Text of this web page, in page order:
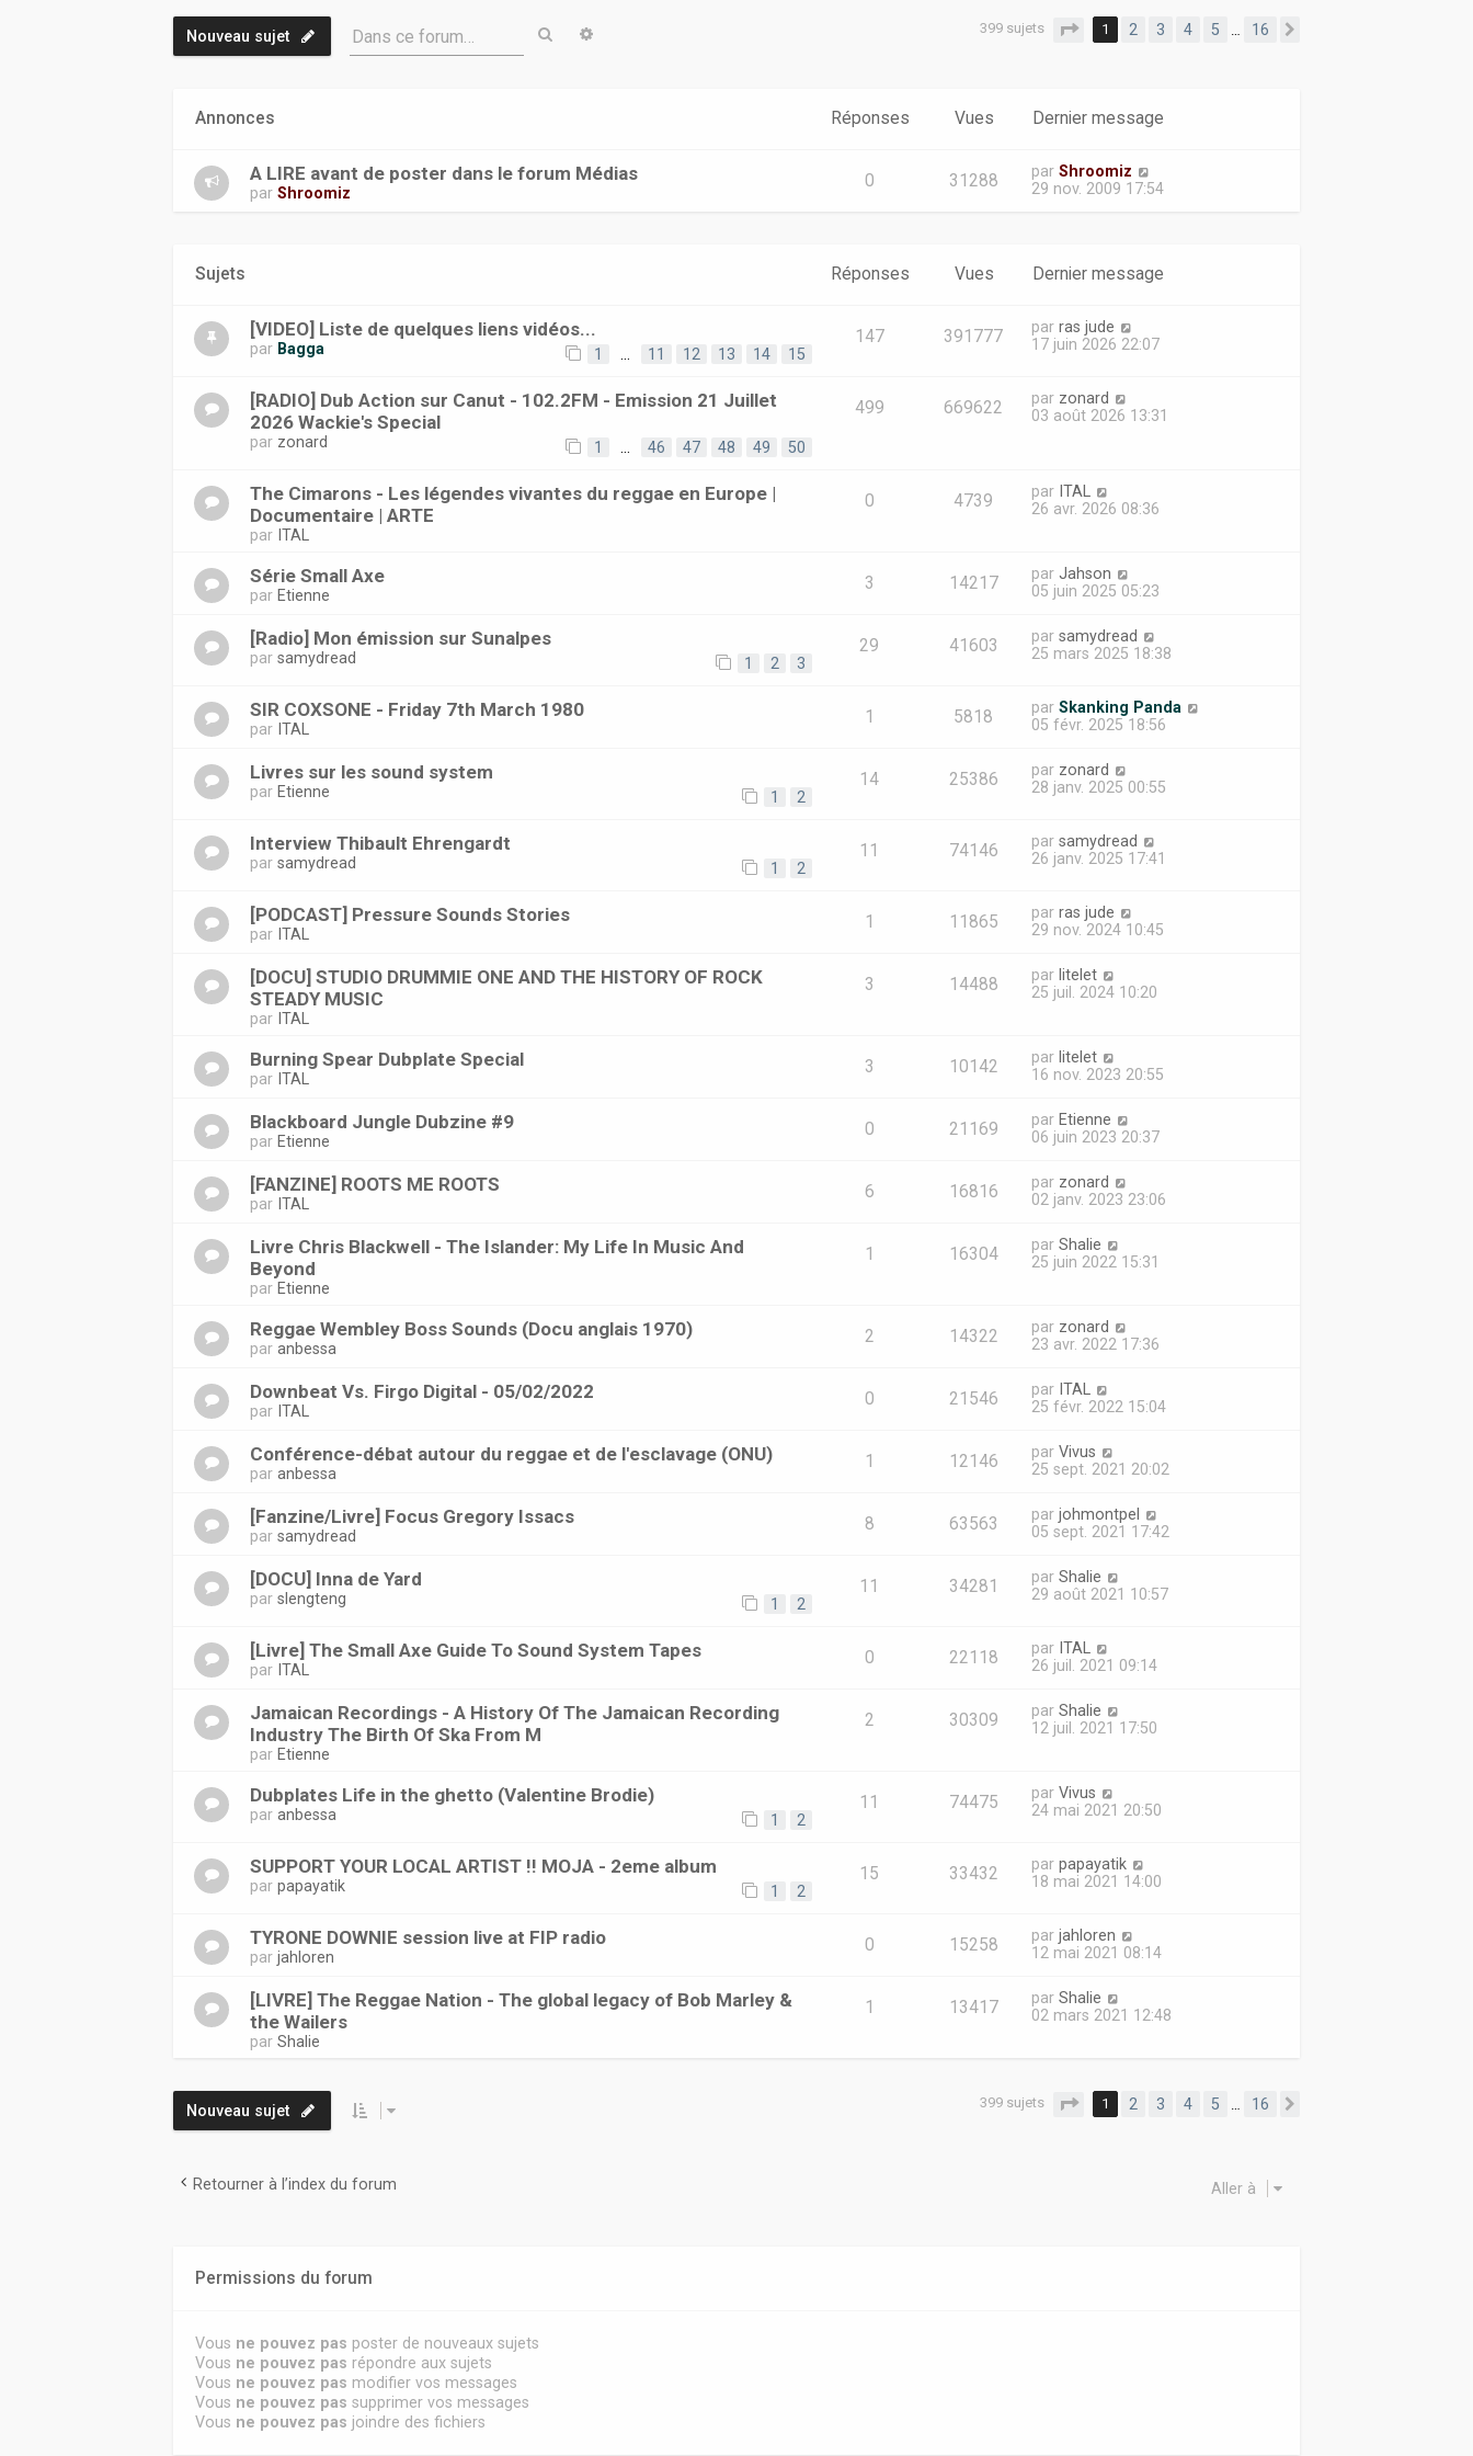
l
i
m
e
e
Nouveau sujet Dans ce forum… Rechercher 399 sujets Page 1sur16
1 2 3 4 5 16
Annonces Réponses Vues Dernier message
A LIRE avant de poster dans le forum Médias
parShroomiz
0 31288 par Shroomiz
29 nov. 2009 17:54
Sujets Réponses Vues Dernier message
[VIDEO] Liste de quelques liens vidéos...
par Bagga 1 11 12 13 14 15
147 391777 par ras jude
17 juin 2026 22:07
[RADIO] Dub Action sur Canut - 102.2FM - Emission 21 Juillet
2026 Wackie's Special
par zonard 1 46 47 48 49 50
499 669622 par zonard
03 août 2026 13:31
The Cimarons - Les légendes vivantes du reggae en Europe |
Documentaire | ARTE
par ITAL
0 4739 par ITAL
26 avr. 2026 08:36
Série Small Axe
par Etienne
3 14217 par Jahson
05 juin 2025 05:23
[Radio] Mon émission sur Sunalpes
parsamydread 1 2 3
29 41603 par samydread
25 mars 2025 18:38
SIR COXSONE - Friday 7th March 1980
par ITAL
1 5818 par Skanking Panda
05 févr. 2025 18:56
Livres sur les sound system
par Etienne 1 2
14 25386 par zonard
28 janv. 2025 00:55
Interview Thibault Ehrengardt
parsamydread 1 2
11 74146 par samydread
26 janv. 2025 17:41
[PODCAST] Pressure Sounds Stories
par ITAL
1 11865 par ras jude
29 nov. 2024 10:45
[DOCU] STUDIO DRUMMIE ONE AND THE HISTORY OF ROCK
STEADY MUSIC
par ITAL
3 14488 par litelet
25 juil. 2024 10:20
Burning Spear Dubplate Special
par ITAL
3 10142 par litelet
16 nov. 2023 20:55
Blackboard Jungle Dubzine #9
par Etienne
0 21169 par Etienne
06 juin 2023 20:37
[FANZINE] ROOTS ME ROOTS
par ITAL
6 16816 par zonard
02 janv. 2023 23:06
Livre Chris Blackwell - The Islander: My Life In Music And
Beyond
par Etienne
1 16304 par Shalie
25 juin 2022 15:31
Reggae Wembley Boss Sounds (Docu anglais 1970)
paranbessa
2 14322 par zonard
23 avr. 2022 17:36
Downbeat Vs. Firgo Digital - 05/02/2022
par ITAL
0 21546 par ITAL
25 févr. 2022 15:04
Conférence-débat autour du reggae et de l'esclavage (ONU)
paranbessa
1 12146 par Vivus
25 sept. 2021 20:02
[Fanzine/Livre] Focus Gregory Issacs
parsamydread
8 63563 par johmontpel
05 sept. 2021 17:42
[DOCU] Inna de Yard
parslengteng 1 2
11 34281 par Shalie
29 août 2021 10:57
[Livre] The Small Axe Guide To Sound System Tapes
par ITAL
0 22118 par ITAL
26 juil. 2021 09:14
Jamaican Recordings - A History Of The Jamaican Recording
Industry The Birth Of Ska From M
par Etienne
2 30309 par Shalie
12 juil. 2021 17:50
Dubplates Life in the ghetto (Valentine Brodie)
paranbessa 1 2
11 74475 par Vivus
24 mai 2021 20:50
SUPPORT YOUR LOCAL ARTIST !! MOJA - 2eme album
parpapayatik 1 2
15 33432 par papayatik
18 mai 2021 14:00
TYRONE DOWNIE session live at FIP radio
parjahloren
0 15258 par jahloren
12 mai 2021 08:14
[LIVRE] The Reggae Nation - The global legacy of Bob Marley &
the Wailers
parShalie
1 13417 par Shalie
02 mars 2021 12:48
Nouveau sujet 399 sujets Page 1sur16
1 2 3 4 5 16
Retourner à l’index du forum Aller à
Permissions du forum
Vous ne pouvez pas poster de nouveaux sujets
Vous ne pouvez pas répondre aux sujets
Vous ne pouvez pas modifier vos messages
Vous ne pouvez pas supprimer vos messages
Vous ne pouvez pas joindre des fichiers